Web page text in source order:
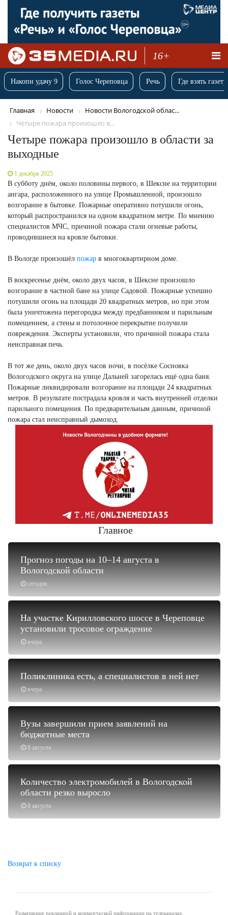
16+
Накопи удачу 9 Голос Череповца Речь Где взять
Главная Новости
Новости Вологодской облас...
Четыре пожара произошло в...
Четыре пожара произошло в области за
выходные
1 декабря 2025
В субботу днём, около половины первого, в Шексне на территории
ангара, расположенного на улице Промышленной, произошло
возгорание в бытовке. Пожарные оперативно потушили огонь,
который распространился на одном квадратном метре. По мнению
специалистов МЧС, причиной пожара стали огневые работы,
проводившиеся на кровле бытовки.
В Вологде произошёл пожар в многоквартирном доме.
В воскресенье днём, около двух часов, в Шексне произошло
возгорание в частной бане на улице Садовой. Пожарные успешно
потушили огонь на площади 20 квадратных метров, но при этом
была уничтожена перегородка между предбанником и парильным
помещением, а стены и потолочное перекрытие получили
повреждения. Эксперты установили, что причиной пожара стала
неисправная печь.
В тот же день, около двух часов ночи, в посёлке Сосновка
Вологодского округа на улице Дальней загорелась ещё одна баня.
Пожарные ликвидировали возгорание на площади 24 квадратных
метров. В результате пострадала кровля и часть внутренней отделки
парильного помещения. По предварительным данным, причиной
пожара стал неисправный дымоход.
Главное
сегодня
Прогноз погоды на 10–14 августа в
Вологодской области
вчера
На участке Кирилловского шоссе в Череповце
установили тросовое ограждение
вчера
Поликлиника есть, а специалистов в ней нет
8 августа
Вузы завершили прием заявлений на
бюджетные места
8 августа
Количество электромобилей в Вологодской
области резко выросло
Возврат к списку
Размещение рекламной и коммерческой информации на телеканалах,